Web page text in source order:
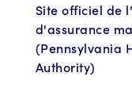
Site officiel de
d'assurance
(Pennsylvania
Authority)